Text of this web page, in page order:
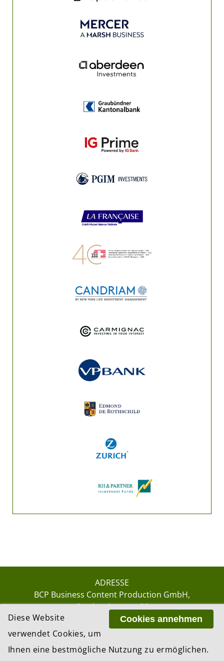
ADRESSE
BCP Business Content Production GmbH
Gotthardstrasse 38
8002 ZürichCookies annehmen
Diese Website
verwendet Cookies, um
Ihnen eine bestmögliche Nutzung zu ermöglichen.